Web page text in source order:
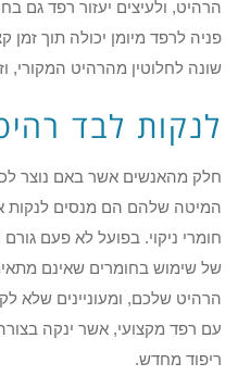
הרהיט, ולעיצים יעזור רפד גם
פניה לרפד מיומן יכולה תוך
שונה לחלוטין מהרהיט המקורי,
לנקות לבד
חלק מהאנשים אשר באם נוצר
המיטה שלהם הם מנסים לנקות
חומרי ניקוי. בפועל לא פעם
של שימוש בחומרים שאינם
הרהיט שלכם, ומעוניינים שלא
עם רפד מקצועי, אשר ינקה
ריפוד מחדש.